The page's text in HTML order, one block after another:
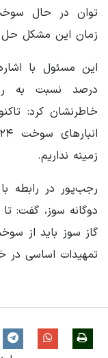
توان در حال
زمان این مشکل
درصد نسبت به
خاطرنشان کرد:
زمینه نداریم.
رجب‌پور در
دوگانه سوز، گفت:
گاز سوز باید از
تمهیدات اساسی